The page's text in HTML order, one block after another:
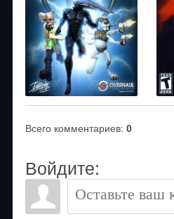
Всего комментариев: 0
Войдите: